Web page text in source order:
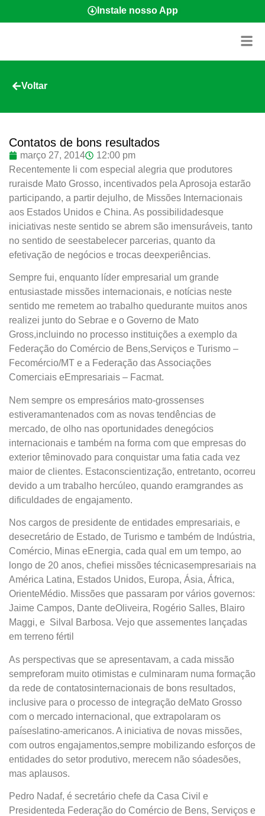
Instale nosso App
Voltar
Contatos de bons resultados
março 27, 2014
12:00 pm
Recentemente li com especial alegria que produtores
ruraisde Mato Grosso, incentivados pela Aprosoja estarão
participando, a partir dejulho, de Missões Internacionais
aos Estados Unidos e China. As possibilidadesque
iniciativas neste sentido se abrem são imensuráveis, tanto
no sentido de seestabelecer parcerias, quanto da
efetivação de negócios e trocas deexperiências.
Sempre fui, enquanto líder empresarial um grande
entusiastade missões internacionais, e notícias neste
sentido me remetem ao trabalho quedurante muitos anos
realizei junto do Sebrae e o Governo de Mato
Gross,incluindo no processo instituições a exemplo da
Federação do Comércio de Bens,Serviços e Turismo –
Fecomércio/MT e a Federação das Associações
Comerciais eEmpresariais – Facmat.
Nem sempre os empresários mato-grossenses
estiveramantenados com as novas tendências de
mercado, de olho nas oportunidades denegócios
internacionais e também na forma com que empresas do
exterior têminovado para conquistar uma fatia cada vez
maior de clientes. Estaconscientização, entretanto, ocorreu
devido a um trabalho hercúleo, quando eramgrandes as
dificuldades de engajamento.
Nos cargos de presidente de entidades empresariais, e
desecretário de Estado, de Turismo e também de Indústria,
Comércio, Minas eEnergia, cada qual em um tempo, ao
longo de 20 anos, chefiei missões técnicasempresariais na
América Latina, Estados Unidos, Europa, Ásia, África,
OrienteMédio. Missões que passaram por vários governos:
Jaime Campos, Dante deOliveira, Rogério Salles, Blairo
Maggi, e Silval Barbosa. Vejo que assementes lançadas
em terreno fértil
As perspectivas que se apresentavam, a cada missão
sempreforam muito otimistas e culminaram numa formação
da rede de contatosinternacionais de bons resultados,
inclusive para o processo de integração deMato Grosso
com o mercado internacional, que extrapolaram os
paíseslatino-americanos. A iniciativa de novas missões,
com outros engajamentos,sempre mobilizando esforços de
entidades do setor produtivo, merecem não sóadesões,
mas aplausos.
Pedro Nadaf, é secretário chefe da Casa Civil e
Presidenteda Federação do Comércio de Bens, Serviços e